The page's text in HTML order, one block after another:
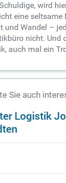
wird
eine
und Wandel –
nicht. Und
auch mal ein
Sie auch
Logistik